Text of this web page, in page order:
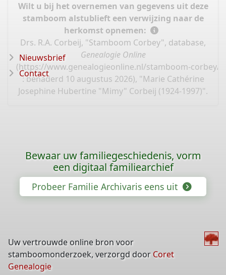
Wilt u bij het overnemen van gegevens uit deze
stamboom alstublieft een verwijzing naar de
herkomst opnemen:
Drs. R.A. Corbeij, "Stamboom Corbey", database,
Genealogie Online
(https://www.genealogieonline.nl/stamboom-corbey/
: benaderd 10 augustus 2026), "Marie Cathérine
Josephine Hubertine "Mimy" Corbeij (1924-1997)".
Nieuwsbrief
Contact
Bewaar uw familiegeschiedenis, vorm
een digitaal familiearchief
Probeer Familie Archivaris eens uit
Uw vertrouwde online bron voor
stamboomonderzoek, verzorgd door Coret
Genealogie